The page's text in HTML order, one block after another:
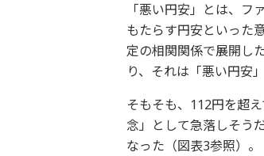
「悪い円安」とは、
もたらす円安といった
定の相関関係で展開し
り、それは「悪い円安
そもそも、112円を超
念」として急落しそう
なった（図表3参照）。